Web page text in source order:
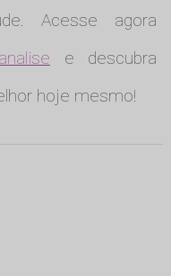
Acesse agora
e descubra
hoje mesmo!